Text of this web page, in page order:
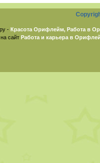
- Красота Орифлейм, Работа в
сайт Работа и карьера в